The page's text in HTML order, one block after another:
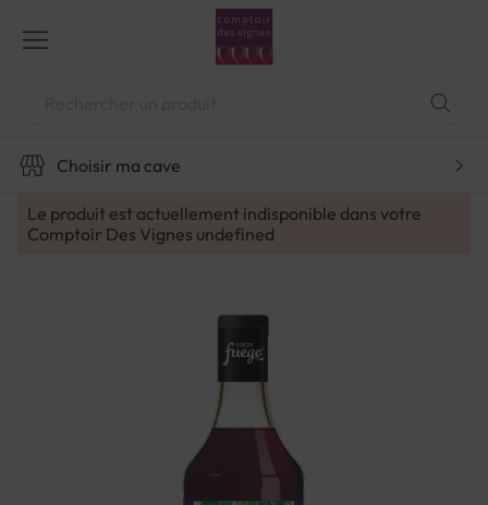
contenu
Choisir ma cave
Le produit est actuellement indisponible dans votre
Comptoir Des Vignes undefined